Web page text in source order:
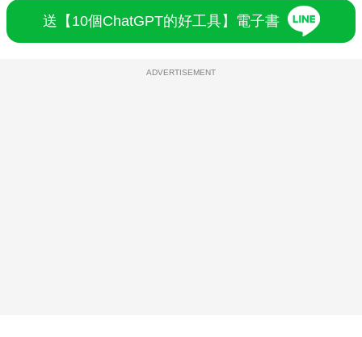
送【10個ChatGPT的好工具】電子書
ADVERTISEMENT